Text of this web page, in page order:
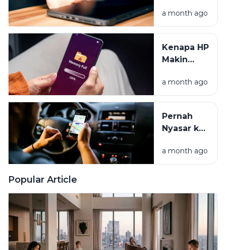
Ini Cara
Rawat
Laptop
Anda
a month ago
Kenapa HP
Makin
Makin
Lemot?
Tahu
Alasannya
a month ago
Pernah
Nyasar ke
Ini Tips
Pakai
Benar
a month ago
Popular Article